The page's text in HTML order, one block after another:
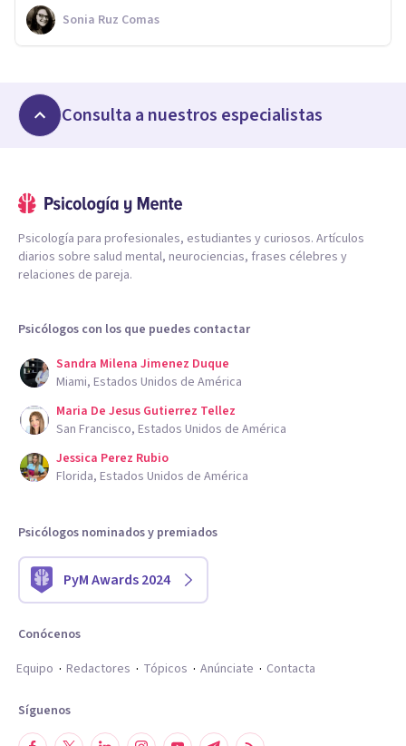
Sonia Ruz Comas
Consulta a nuestros especialistas
Psicología para profesionales, estudiantes y curiosos. Artículos
diarios sobre salud mental, neurociencias, frases célebres y
relaciones de pareja.
Psicólogos con los que puedes contactar
Sandra Milena Jimenez Duque
Miami, Estados Unidos de América
Maria De Jesus Gutierrez Tellez
San Francisco, Estados Unidos de América
Jessica Perez Rubio
Florida, Estados Unidos de América
Psicólogos nominados y premiados
PyM Awards 2024
Conócenos
Equipo
Redactores Tópicos Anúnciate Contacta
Síguenos